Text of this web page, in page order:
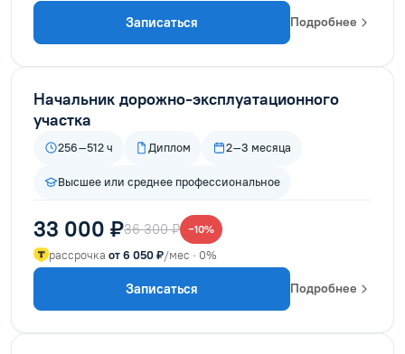
Записаться Подробнее
Начальник дорожно-эксплуатационного
участка
256–512 ч Диплом 2–3 месяца
Высшее или среднее профессиональное
33 000 ₽36 300 ₽ −10%
рассрочка от 6 050 ₽/мес · 0%
Записаться Подробнее